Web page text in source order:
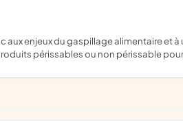
périssables ou non périssable